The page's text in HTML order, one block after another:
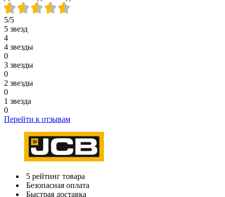
5/5
5 звезд
4
4 звезды
0
3 звезды
0
2 звезды
0
1 звезда
0
Перейти к отзывам
5 рейтинг товара
Безопасная оплата
Быстрая доставка